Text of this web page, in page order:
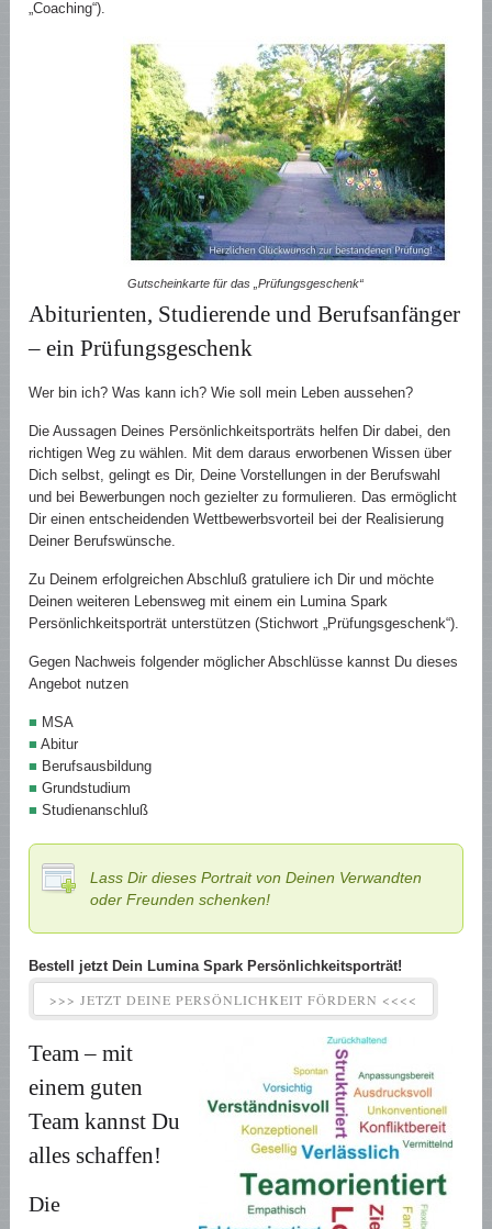
„Coaching“).
Gutscheinkarte für das „Prüfungsgeschenk“
Abiturienten, Studierende und Berufsanfänger
– ein Prüfungsgeschenk
Wer bin ich? Was kann ich? Wie soll mein Leben aussehen?
Die Aussagen Deines Persönlichkeitsporträts helfen Dir dabei, den
richtigen Weg zu wählen. Mit dem daraus erworbenen Wissen über
Dich selbst, gelingt es Dir, Deine Vorstellungen in der Berufswahl
und bei Bewerbungen noch gezielter zu formulieren. Das ermöglicht
Dir einen entscheidenden Wettbewerbsvorteil bei der Realisierung
Deiner Berufswünsche.
Zu Deinem erfolgreichen Abschluß gratuliere ich Dir und möchte
Deinen weiteren Lebensweg mit einem ein Lumina Spark
Persönlichkeitsporträt unterstützen (Stichwort „Prüfungsgeschenk“).
Gegen Nachweis folgender möglicher Abschlüsse kannst Du dieses
Angebot nutzen
■ MSA
■ Abitur
■ Berufsausbildung
■ Grundstudium
■ Studienanschluß
Lass Dir dieses Portrait von Deinen Verwandten
oder Freunden schenken!
Bestell jetzt Dein Lumina Spark Persönlichkeitsporträt!
>>> JETZT DEINE PERSÖNLICHKEIT FÖRDERN <<<<
Team – mit
einem guten
Team kannst Du
alles schaffen!
Die